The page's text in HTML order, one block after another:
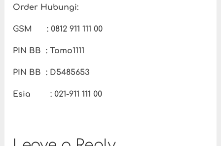
Order Hubungi:
GSM : 0812 911 111 00
PIN BB : Tomo1111
PIN BB : D5485653
Esia : 021-911 111 00